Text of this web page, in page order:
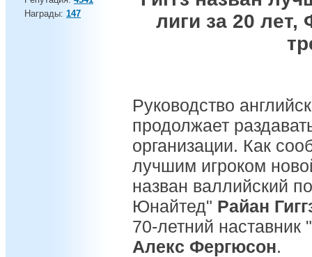
Награды: 147
лиги за 20
Руководство
продолжает
организации. Как
лучшим игроком
назван валлийский
Юнайтед" Райан
70-летний
Алекс Фергюсон.